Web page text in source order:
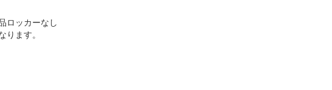
ロッカーなし
ります。